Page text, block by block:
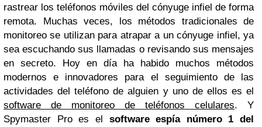
rastrear los teléfonos móviles del cónyuge infiel de forma
remota. Muchas veces, los métodos tradicionales de
monitoreo se utilizan para atrapar a un cónyuge infiel, ya
sea escuchando sus llamadas o revisando sus mensajes
en secreto.
Hoy en día ha habido muchos métodos
modernos e innovadores para el seguimiento de las
actividades del teléfono de alguien y uno de ellos es el
software de monitoreo de teléfonos celulares. Y
Spymaster Pro es el software espía número 1 del